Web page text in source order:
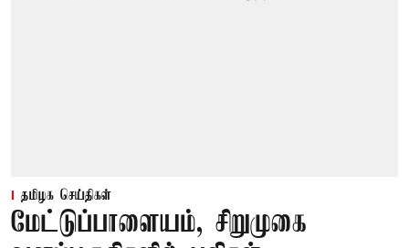
தமிழக செய்திகள்
மேட்டுப்பாளையம், சிறுமுகை